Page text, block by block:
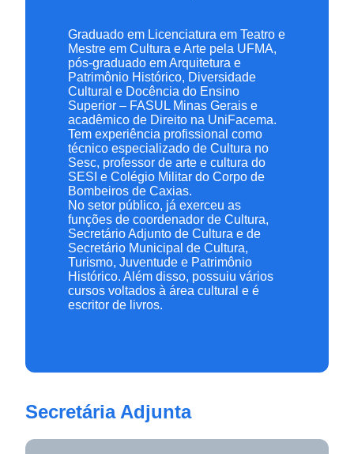
Graduado em Licenciatura em Teatro e
Mestre em Cultura e Arte pela UFMA,
pós-graduado em Arquitetura e
Patrimônio Histórico, Diversidade
Cultural e Docência do Ensino
Superior – FASUL Minas Gerais e
acadêmico de Direito na UniFacema.
Tem experiência profissional como
técnico especializado de Cultura no
Sesc, professor de arte e cultura do
SESI e Colégio Militar do Corpo de
Bombeiros de Caxias.
No setor público, já exerceu as
funções de coordenador de Cultura,
Secretário Adjunto de Cultura e de
Secretário Municipal de Cultura,
Turismo, Juventude e Patrimônio
Histórico. Além disso, possuiu vários
cursos voltados à área cultural e é
escritor de livros.
Secretária Adjunta